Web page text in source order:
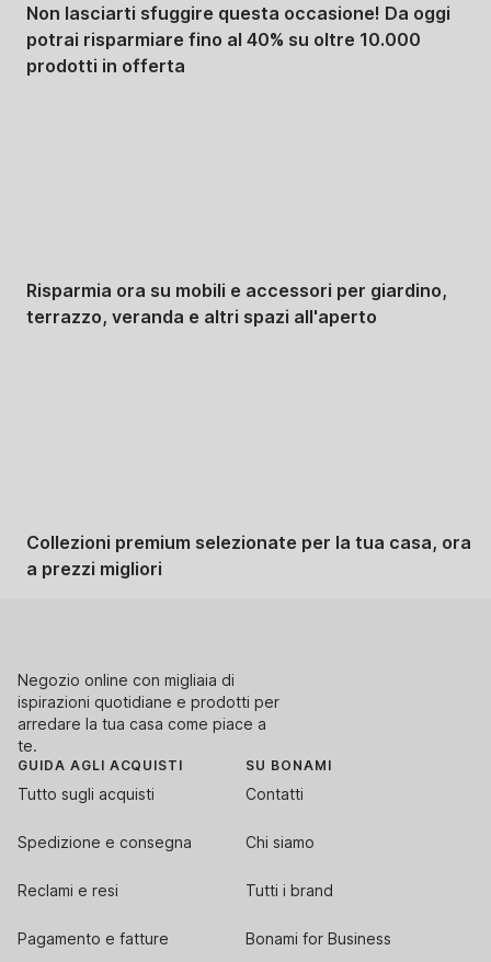
Non lasciarti sfuggire questa occasione! Da oggi
potrai risparmiare fino al 40% su oltre 10.000
prodotti in offerta
Risparmia ora su mobili e accessori per giardino,
terrazzo, veranda e altri spazi all'aperto
Collezioni premium selezionate per la tua casa, ora
a prezzi migliori
Negozio online con migliaia di
ispirazioni quotidiane e prodotti per
arredare la tua casa come piace a
te.
GUIDA AGLI ACQUISTI
Tutto sugli acquisti
Spedizione e consegna
Reclami e resi
Pagamento e fatture
SU BONAMI
Contatti
Chi siamo
Tutti i brand
Bonami for Business